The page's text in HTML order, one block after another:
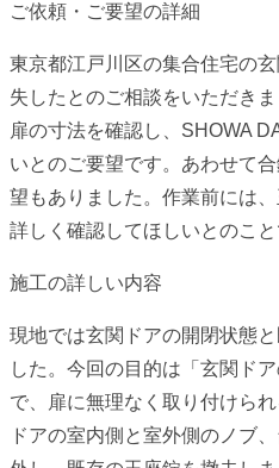
ご依頼・ご要望の詳細
東京都江戸川区の集合住宅の
失したとのご相談をいただき
扉の寸法を確認し、SHOWA
いとのご要望です。あわせて
望もありました。作業前には
詳しく確認してほしいとのこと
施工の詳しい内容
現地では玄関ドアの開閉状態
した。今回の目的は「玄関ド
で、扉に無理なく取り付けら
ドアの室内側と室外側のノブ